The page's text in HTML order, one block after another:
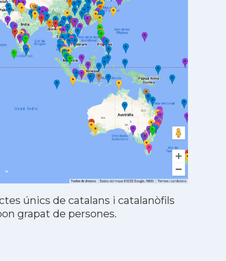
únics de catalans i catalanòfils
grapat de persones.